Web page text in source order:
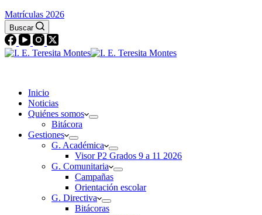
Matrículas 2026
Buscar
Inicio
Noticias
Quiénes somos
Bitácora
Gestiones
G. Académica
Visor P2 Grados 9 a 11 2026
G. Comunitaria
Campañas
Orientación escolar
G. Directiva
Bitácoras